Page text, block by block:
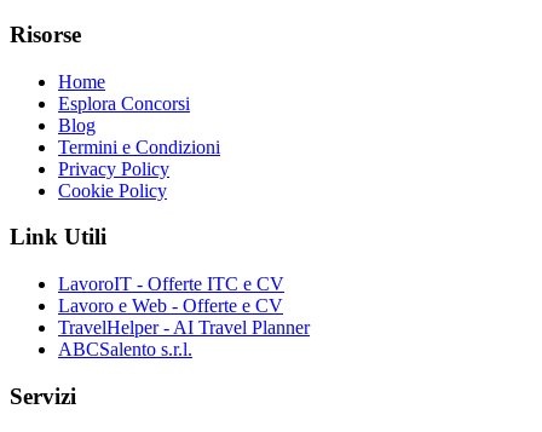
Risorse
Home
Esplora Concorsi
Blog
Termini e Condizioni
Privacy Policy
Cookie Policy
Link Utili
LavoroIT - Offerte ITC e CV
Lavoro e Web - Offerte e CV
TravelHelper - AI Travel Planner
ABCSalento s.r.l.
Servizi